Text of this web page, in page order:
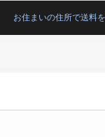
お住まいの住所で送料